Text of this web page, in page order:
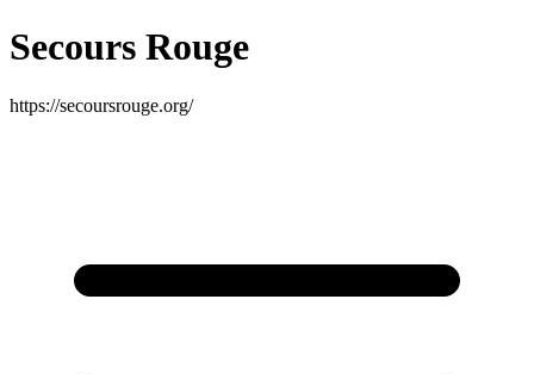
Secours Rouge
https://secoursrouge.org/